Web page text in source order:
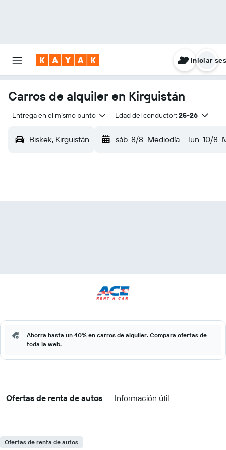
Iniciar
Carros de alquiler en Kirguistán
Entrega en el mismo punto Edad del conductor: 25-26
Biskek, Kirguistán sáb. 8/8 Mediodía - lun. 10/8
Ahorra hasta un 40% en carros de alquiler. Compara ofertas de
toda la web.
Ofertas de renta de autos Información útil
Ofertas de renta de autos